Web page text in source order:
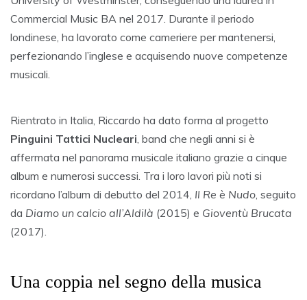
Commercial Music BA nel 2017. Durante il periodo
londinese, ha lavorato come cameriere per mantenersi,
perfezionando l’inglese e acquisendo nuove competenze
musicali.
Rientrato in Italia, Riccardo ha dato forma al progetto
Pinguini Tattici Nucleari , band che negli anni si è
affermata nel panorama musicale italiano grazie a cinque
album e numerosi successi. Tra i loro lavori più noti si
ricordano l’album di debutto del 2014, Il Re è Nudo , seguito
da Diamo un calcio all’Aldilà (2015) e Gioventù Brucata
(2017).
Una coppia nel segno della musica